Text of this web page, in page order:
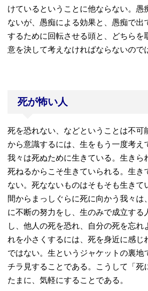
けているということに他ならない。愚
ないが、愚痴による効果と、愚痴で出
するために回転させる頭と、どちらを
意を決して考えなければならないので
死が怖い人
死を恐れない、などということは不可
から意識するには、生をもう一度考え
我々は死ぬために生きている。生きら
死ねるからこそ生きていられる。生き
ない。死なないものはそもそも生きて
間からまっしぐらに死に向かう我々は
に不断の努力をし、生のみで成立する
し、他人の死を恐れ、自分の死を忘れ
れを小さくするには、死を身近に感じ
ではない。生というジャケットの裏地
チラ見することである。こうして「死
たまに、気軽にすることである。